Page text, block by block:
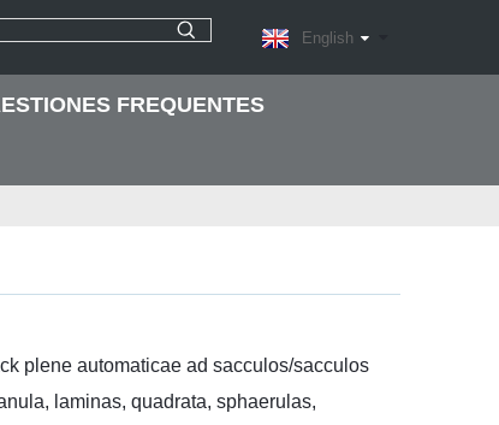
English
FREQUENTES
plene automaticae ad sacculos/sacculos
laminas, quadrata, sphaerulas,